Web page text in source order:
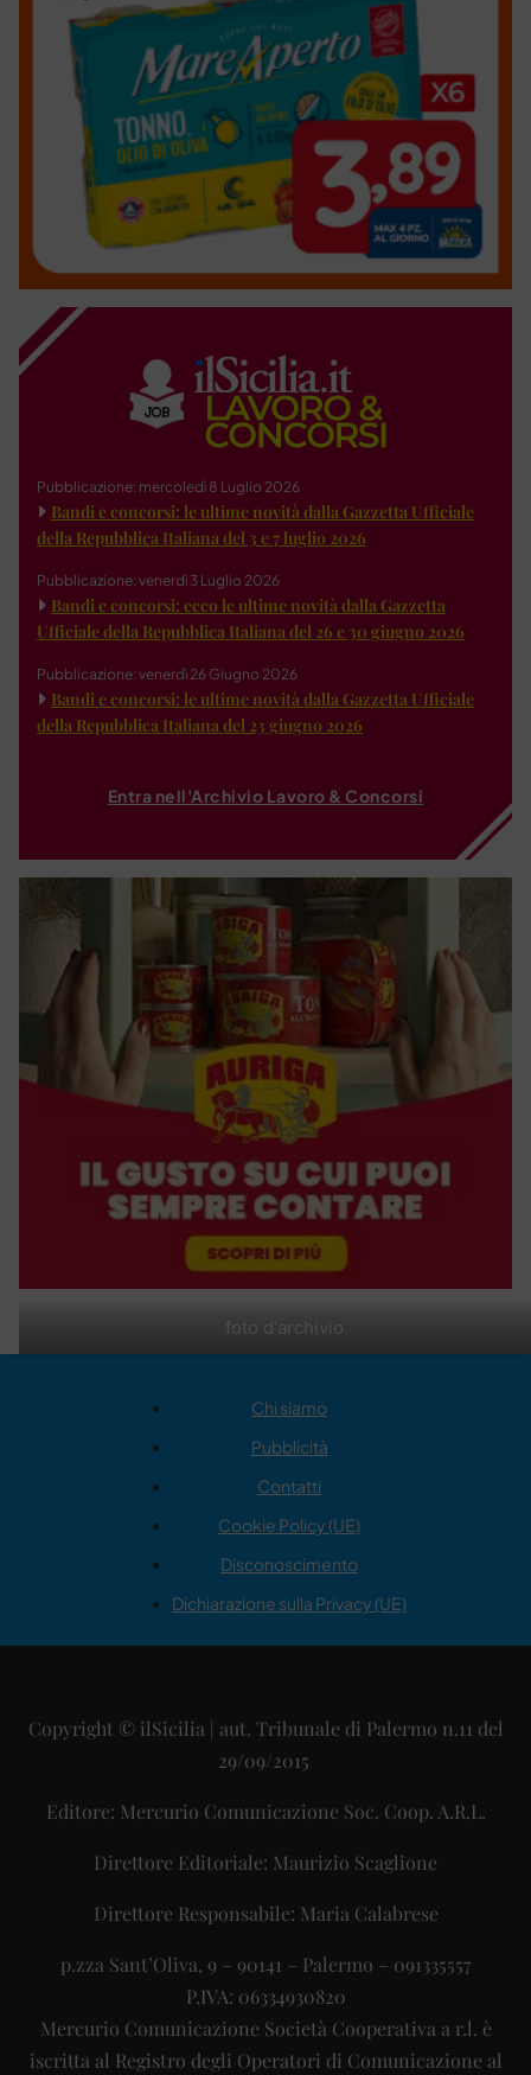
foto d'archivio
Pubblicazione: mercoledì 8 Luglio 2026
Bandi e concorsi: le ultime novità dalla Gazzetta Ufficiale
della Repubblica Italiana del 3 e 7 luglio 2026
Pubblicazione: venerdì 3 Luglio 2026
Bandi e concorsi: ecco le ultime novità dalla Gazzetta
Ufficiale della Repubblica Italiana del 26 e 30 giugno 2026
Pubblicazione: venerdì 26 Giugno 2026
Bandi e concorsi: le ultime novità dalla Gazzetta Ufficiale
della Repubblica Italiana del 23 giugno 2026
Entra nell'Archivio Lavoro & Concorsi
Chi siamo
Pubblicità
Contatti
Cookie Policy (UE)
Disconoscimento
Dichiarazione sulla Privacy (UE)
Copyright © ilSicilia | aut. Tribunale di Palermo n.11 del
29/09/2015
Editore: Mercurio Comunicazione Soc. Coop. A.R.L.
Direttore Editoriale: Maurizio Scaglione
Direttore Responsabile: Maria Calabrese
p.zza Sant’Oliva, 9 – 90141 – Palermo – 091335557
P.IVA: 06334930820
Mercurio Comunicazione Società Cooperativa a r.l. è
iscritta al Registro degli Operatori di Comunicazione al